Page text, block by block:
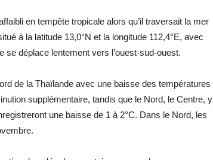
en tempête tropicale alors qu’il traversait la mer
à la latitude 13,0°N et la longitude 112,4°E, avec
déplace lentement vers l’ouest-sud-ouest.
de la Thaïlande avec une baisse des températures
supplémentaire, tandis que le Nord, le Centre, y
une baisse de 1 à 2°C. Dans le Nord, les